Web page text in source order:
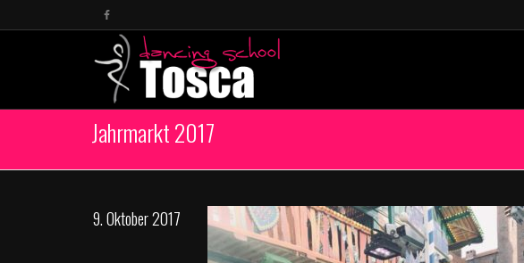
Jahrmarkt 2017
9. Oktober 2017